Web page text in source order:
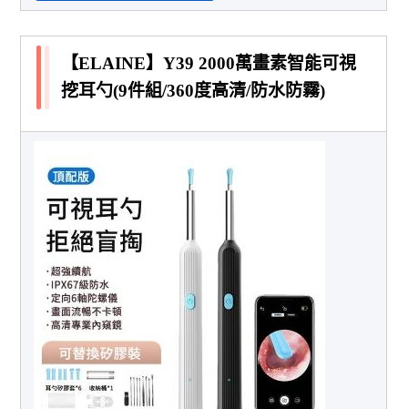
【ELAINE】Y39 2000萬畫素智能可視
挖耳勺(9件組/360度高清/防水防霧)